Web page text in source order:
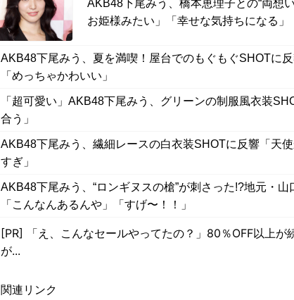
AKB48下尾みう、橋本恵理子との“両想
お姫様みたい」「幸せな気持ちになる」
AKB48下尾みう、夏を満喫！屋台でのもぐもぐSHOTに反
「めっちゃかわいい」
「超可愛い」AKB48下尾みう、グリーンの制服風衣装
合う」
AKB48下尾みう、繊細レースの白衣装SHOTに反響「天
すぎ」
AKB48下尾みう、“ロンギヌスの槍”が刺さった!?地元・
「こんなんあるんや」「すげ〜！！」
[PR] 「え、こんなセールやってたの？」80％OFF以上
が...
関連リンク